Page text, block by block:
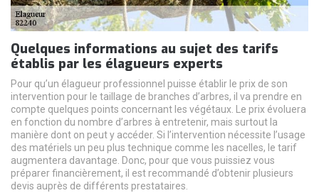
Quelques informations au sujet des tarifs
établis par les élagueurs experts
Pour qu’un élagueur professionnel puisse établir le prix de son
intervention pour le taillage de branches d’arbres, il va prendre en
compte quelques points concernant les végétaux. Le prix évoluera
en fonction du nombre d’arbres à entretenir, mais surtout la
manière dont on peut y accéder. Si l’intervention nécessite l’usage
des matériels un peu plus technique comme les nacelles, le tarif
augmentera davantage. Donc, pour que vous puissiez vous
préparer financièrement, il est recommandé d’obtenir plusieurs
devis auprès de différents prestataires.